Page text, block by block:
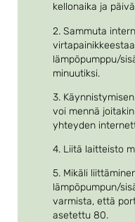
kellonaika ja
2. Sammuta
lämpöpumppu/
minuutiksi.
3.
voi mennä
yhteyden
4. Liitä laitteisto
5. Mikäli
lämpöpumpun/
varmista, että
asetettu 80.